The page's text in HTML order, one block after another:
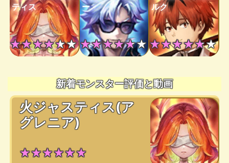
ティス
★★★★★★
ー
★★★★★★
ルク
★★★★★★
新着モンスター評価と動画
火ジャスティス(ア
グレニア)
★★★★★★